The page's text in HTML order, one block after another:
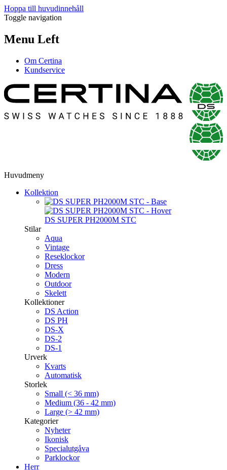
Hoppa till huvudinnehåll
Toggle navigation
Menu Left
Om Certina
Kundservice
Huvudmeny
Kollektion
DS SUPER PH2000M STC
Stilar
Aqua
Vintage
Reseklockor
Dress
Modern
Outdoor
Skelett
Kollektioner
DS Action
DS PH
DS-X
DS-2
DS-1
Urverk
Kvarts
Automatisk
Storlek
Small (< 36 mm)
Medium (36 - 42 mm)
Large (> 42 mm)
Kategorier
Nyheter
Ikonisk
Specialutgåva
Parklockor
Herr